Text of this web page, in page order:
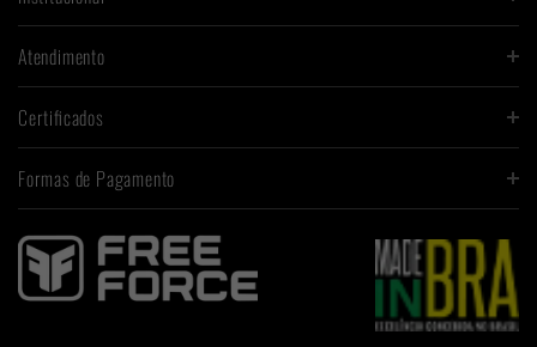
Atendimento
Certificados
Formas de Pagamento